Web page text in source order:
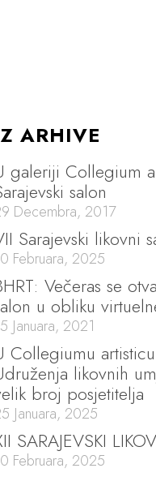
ARHIVE
galeriji Collegium
salon
Decembra, 2017
Sarajevski likovni
Februara, 2025
Večeras se
u obliku
Januara, 2021
Collegiumu
likovnih
broj posjetitelja
Januara, 2025
SARAJEVSKI
Februara, 2025